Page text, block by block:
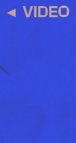
◄ VIDEO